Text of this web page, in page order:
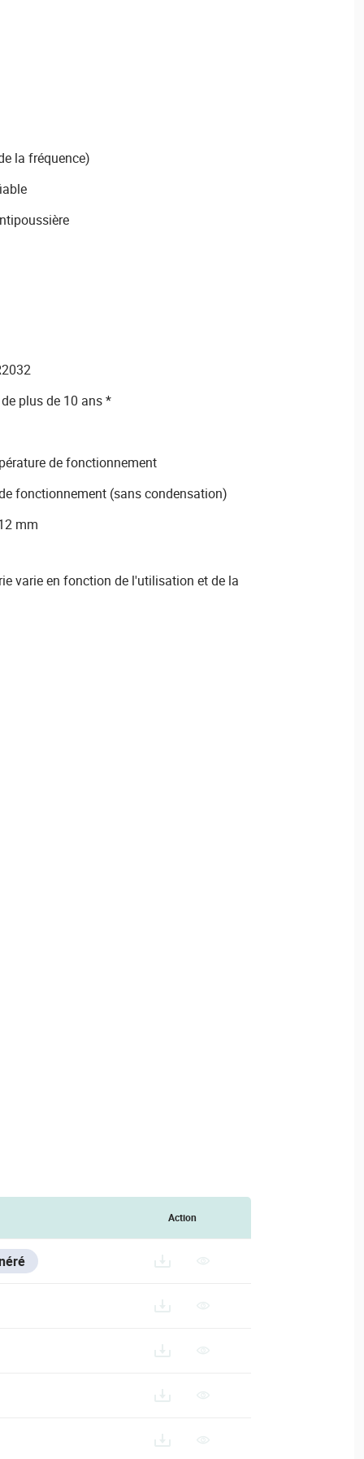
la fréquence)
plus de 10 ans *
de fonctionnement
fonctionnement (sans condensation)
mm
varie en fonction de l'utilisation et de la
Action
079_ES
079_FR
079_IT